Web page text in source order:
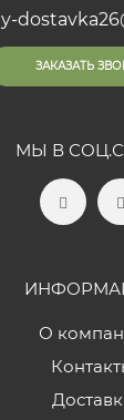
ЗАКАЗАТЬ
МЫ В
О